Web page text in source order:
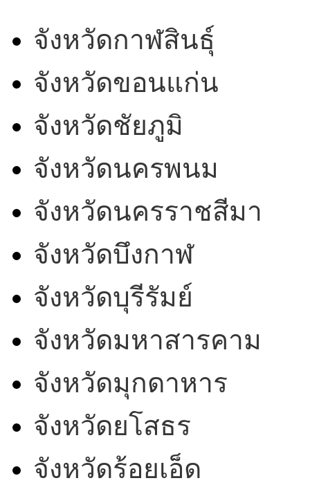
จังหวัดกาฬสินธุ์
จังหวัดขอนแก่น
จังหวัดชัยภูมิ
จังหวัดนครพนม
จังหวัดนครราชสีมา
จังหวัดบึงกาฬ
จังหวัดบุรีรัมย์
จังหวัดมหาสารคาม
จังหวัดมุกดาหาร
จังหวัดยโสธร
จังหวัดร้อยเอ็ด